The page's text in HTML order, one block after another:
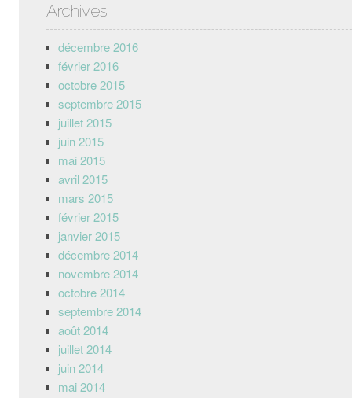
Archives
décembre 2016
février 2016
octobre 2015
septembre 2015
juillet 2015
juin 2015
mai 2015
avril 2015
mars 2015
février 2015
janvier 2015
décembre 2014
novembre 2014
octobre 2014
septembre 2014
août 2014
juillet 2014
juin 2014
mai 2014